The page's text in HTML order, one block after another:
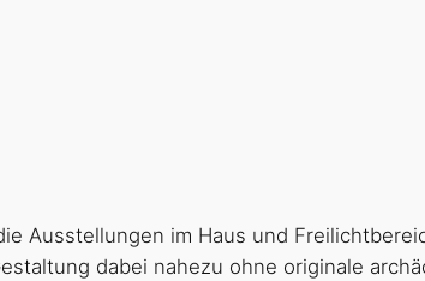
Ausstellungen im Haus und
dabei nahezu ohne originale